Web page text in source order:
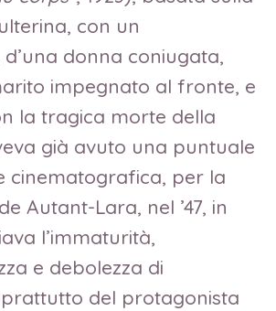
con un
donna coniugata,
impegnato al fronte, e
la tragica morte della
già avuto una puntuale
cinematografica, per la
Autant-Lara, nel ’47, in
l’immaturità,
e debolezza di
del protagonista